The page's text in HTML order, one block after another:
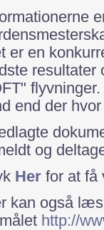
er en
resultater
end der
og
Her for at få
kan også
http://